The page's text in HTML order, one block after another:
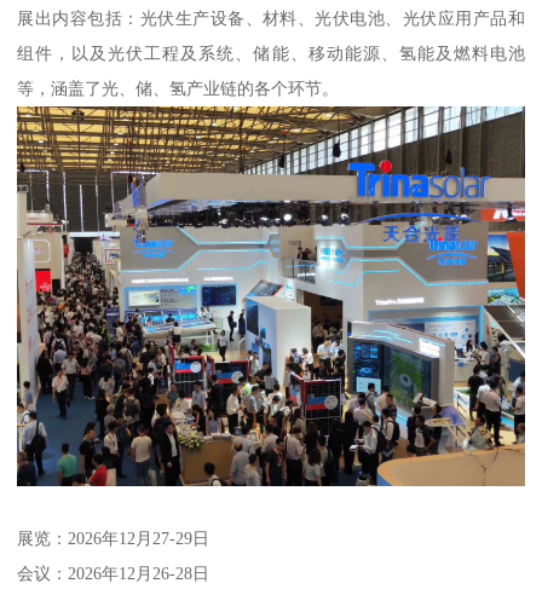
展出内容包括：光伏生产设备、材料、光伏电池、光伏应用产品和
组件，以及光伏工程及系统、储能、移动能源、氢能及燃料电池
等，涵盖了光、储、氢产业链的各个环节。
展览：2026年12月27-29日
会议：2026年12月26-28日